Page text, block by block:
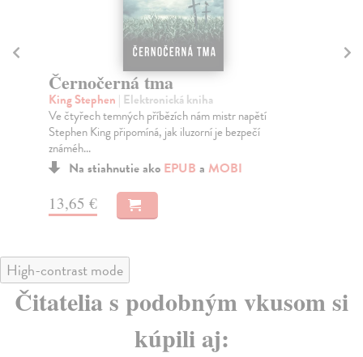
Černočerná tma
King Stephen | Elektronická kniha
Ve čtyřech temných příbězích nám mistr napětí
Stephen King připomíná, jak iluzorní je bezpečí
známéh...
Na stiahnutie ako EPUB a MOBI
13,65 €
High-contrast mode
Čitatelia s podobným vkusom si
kúpili aj: